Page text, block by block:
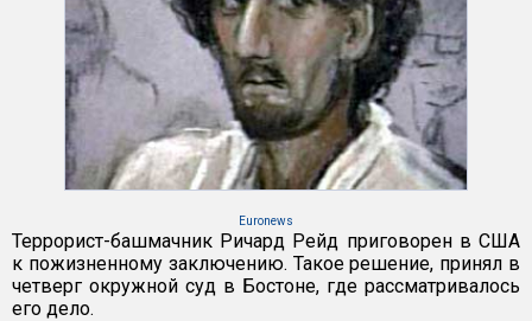
Euronews
Террорист-башмачник Ричард Рейд приговорен в США
к пожизненному заключению. Такое решение, принял в
четверг окружной суд в Бостоне, где рассматривалось
его дело.